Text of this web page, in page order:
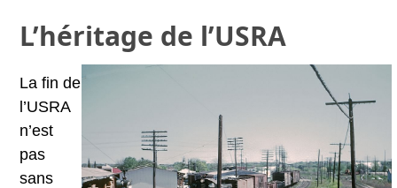
L’héritage de l’USRA
La fin de
l’USRA
n’est
pas
sans